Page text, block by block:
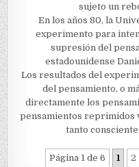
sujeto un
En los años 80, la
experimento para
supresión del
estadounidense
Los resultados del
del pensamiento, o
directamente los
pensamientos reprimidos
tanto
Página 1 de 6 1 2